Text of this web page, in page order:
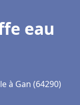
eau
à Gan (64290)